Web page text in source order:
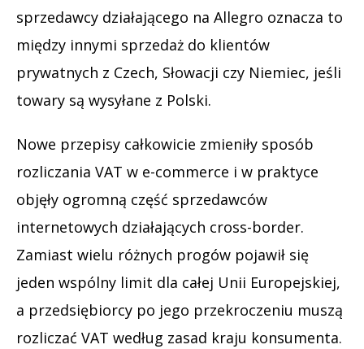
sprzedawcy działającego na Allegro oznacza to
między innymi sprzedaż do klientów
prywatnych z Czech, Słowacji czy Niemiec, jeśli
towary są wysyłane z Polski.
Nowe przepisy całkowicie zmieniły sposób
rozliczania VAT w e-commerce i w praktyce
objęły ogromną część sprzedawców
internetowych działających cross-border.
Zamiast wielu różnych progów pojawił się
jeden wspólny limit dla całej Unii Europejskiej,
a przedsiębiorcy po jego przekroczeniu muszą
rozliczać VAT według zasad kraju konsumenta.